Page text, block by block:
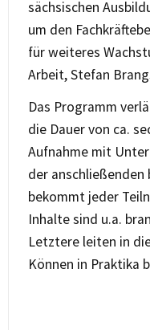
sächsischen
um den
für weiteres
Arbeit, Stefan
Das Programm
die Dauer von ca.
Aufnahme mit
der
bekommt jeder
Inhalte sind u.a.
Letztere leiten in
Können in Praktika